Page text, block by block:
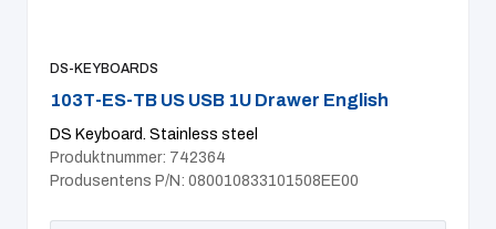
DS-KEYBOARDS
103T-ES-TB US USB 1U Drawer English
DS Keyboard. Stainless steel
Produktnummer: 742364
Produsentens P/N: 080010833101508EE00